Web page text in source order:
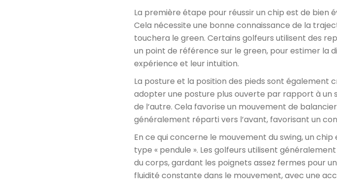
La première étape pour réussir un chip est de bien
Cela nécessite une bonne connaissance de la
touchera le green. Certains golfeurs utilisent des
un point de référence sur le green, pour estimer la
expérience et leur intuition.
La posture et la position des pieds sont également
adopter une posture plus ouverte par rapport à un
de l’autre. Cela favorise un mouvement de
généralement réparti vers l’avant, favorisant un
En ce qui concerne le mouvement du swing, un
type « pendule ». Les golfeurs utilisent
du corps, gardant les poignets assez fermes pour
fluidité constante dans le mouvement, avec une